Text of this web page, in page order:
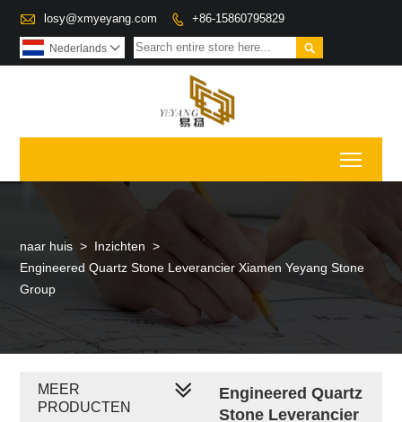
 losy@xmyeyang.com  +86-15860795829

Nederlands 
naar huis > Inzichten >
Engineered Quartz Stone Leverancier Xiamen Yeyang Stone
Group
Engineered Quartz
Stone Leverancier
MEER
PRODUCTEN